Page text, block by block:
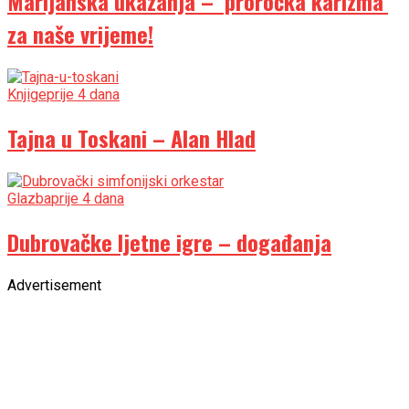
za naše vrijeme!
Knjigeprije 4 dana
Tajna u Toskani – Alan Hlad
Glazbaprije 4 dana
Dubrovačke ljetne igre – događanja
Advertisement